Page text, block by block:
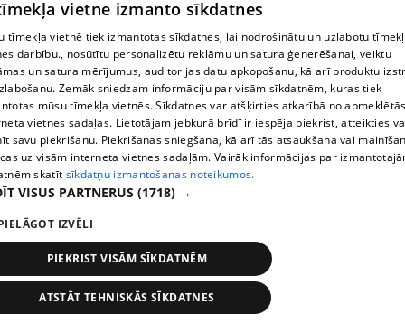
pirms 1 nedēļas, 3 dienām
Ogas un sēnes šogad dārgākas, bet uzpirkšanas
409. epizode
vietne izmanto sīkdatnes
tīmekļa vietnē tiek izmantotas sīkdatnes, lai nodrošinātu un uzlabotu
darbību., nosūtītu personalizētu reklāmu un satura ģenerēšanai, veiktu
un satura mērījumus, auditorijas datu apkopošanu, kā arī produktu
Zemāk sniedzam informāciju par visām sīkdatnēm, kuras tiek
mūsu tīmekļa vietnēs. Sīkdatnes var atšķirties atkarībā no
vietnes sadaļas. Lietotājam jebkurā brīdī ir iespēja piekrist, atteikties
savu piekrišanu. Piekrišanas sniegšana, kā arī tās atsaukšana vai
uz visām interneta vietnes sadaļām. Vairāk informācijas par
skatīt sīkdatņu izmantošanas noteikumos.
VISUS PARTNERUS (1718) →
IZVĒLI
PIEKRIST VISĀM SĪKDATNĒM
ATSTĀT TEHNISKĀS SĪKDATNES